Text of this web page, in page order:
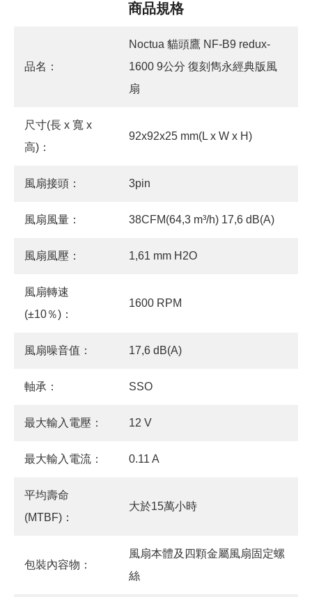
商品規格
品名：
Noctua 貓頭鷹 NF-B9 redux-
1600 9公分 復刻雋永經典版風
扇
尺寸(長 x 寬 x
高)：
92x92x25 mm(L x W x H)
風扇接頭： 3pin
風扇風量： 38CFM(64,3 m³/h) 17,6 dB(A)
風扇風壓： 1,61 mm H2O
風扇轉速
(±10％)：
1600 RPM
風扇噪音值： 17,6 dB(A)
軸承： SSO
最大輸入電壓： 12 V
最大輸入電流： 0.11 A
平均壽命
(MTBF)：
大於15萬小時
包裝內容物：
風扇本體及四顆金屬風扇固定螺
絲